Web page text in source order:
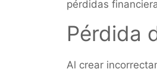
pérdidas
Pérdida
Al crear